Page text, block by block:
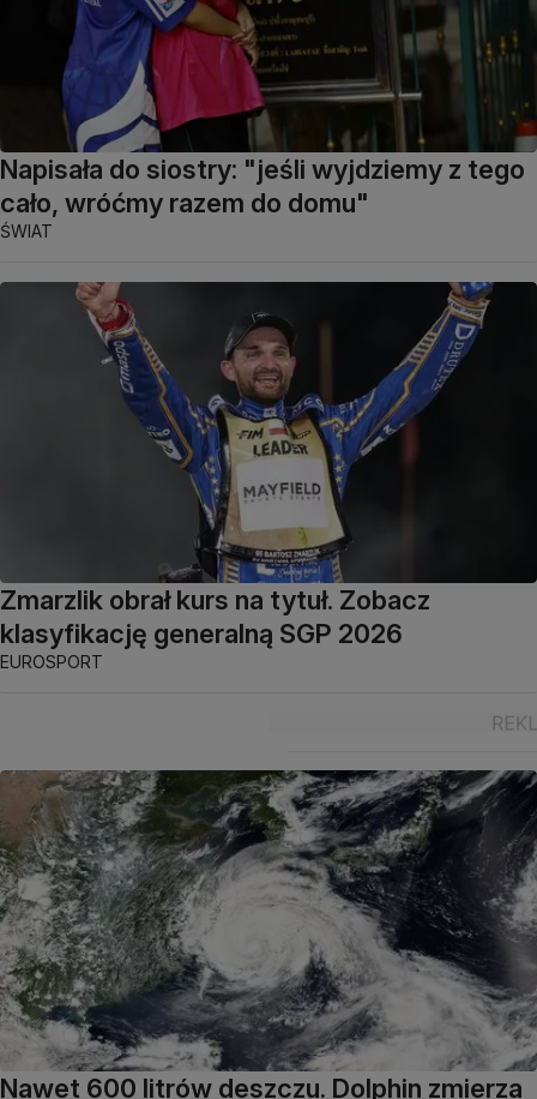
Napisała do siostry: "jeśli wyjdziemy z tego
cało, wróćmy razem do domu"
ŚWIAT
Zmarzlik obrał kurs na tytuł. Zobacz
klasyfikację generalną SGP 2026
EUROSPORT
Nawet 600 litrów deszczu. Dolphin zmierza